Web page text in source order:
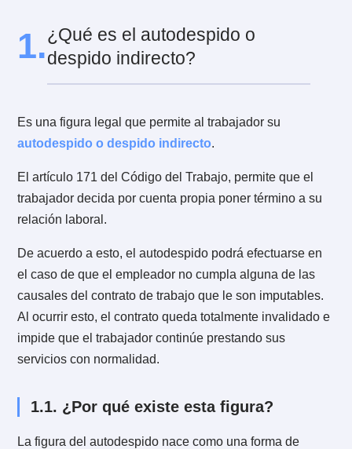
¿Aun así recibo indemnizaciones y a qué
correspondería?
5.3. ¿Qué pasa si mi empleador no cumple con
remuneraciones o gratificaciones?
1.¿Qué es el autodespido o
despido indirecto?
Es una figura legal que permite al trabajador su
autodespido o despido indirecto.
trabajador decida por cuenta propia poner término a